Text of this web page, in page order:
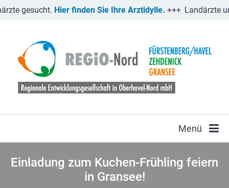
gesucht.Hier finden Sie Ihre Arztidylle.+++ Landärzte
Menü
Einladung zum Kuchen-Frühling feiern
in Gransee!